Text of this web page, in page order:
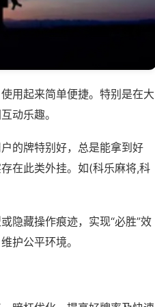
用起来简单便捷。特别是在大
动乐趣。
的牌特别好，总是能拿到好
在此类外挂。如(科乐麻将,科
隐藏操作痕迹，实现“必胜”效
护公平环境。